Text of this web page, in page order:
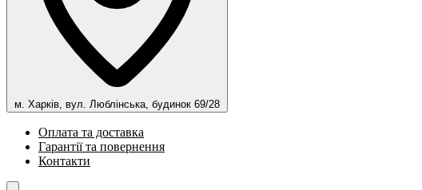
м. Харків, вул. Люблінська, будинок 69/28
Оплата та доставка
Гарантії та повернення
Контакти